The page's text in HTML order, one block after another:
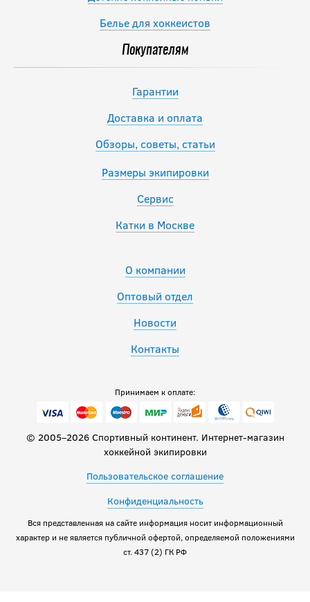
Белье для хоккеистов
Покупателям
Гарантии
Доставка и оплата
Обзоры, советы, статьи
Размеры экипировки
Сервис
Катки в Москве
О компании
Оптовый отдел
Новости
Контакты
Принимаем к оплате:
© 2005–2026 Спортивный континент. Интернет-магазин
хоккейной экипировки
Пользовательское соглашение
Конфиденциальность
Вся представленная на сайте информация носит информационный
характер и не является публичной офертой, определяемой положениями
ст. 437 (2) ГК РФ